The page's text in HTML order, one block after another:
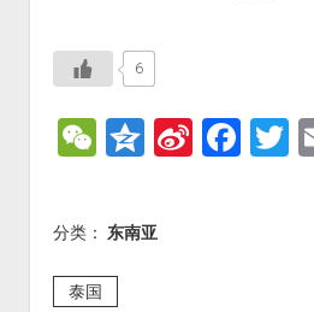
6
W
C
h
at
Q
o
n
Si F T
分类： 东南亚
泰国